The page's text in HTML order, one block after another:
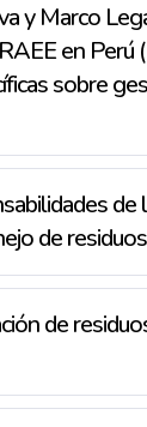
y Marco
en Perú (
sobre
de
de residuos
de